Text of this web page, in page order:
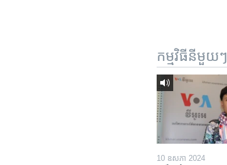
កម្មវិធី​នីមួយៗ
10 ឧសភា 2024